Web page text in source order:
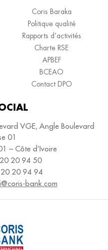
Coris Baraka
Politique qualité
Rapports d’activités
Charte RSE
APBEF
BCEAO
Contact DPO
VGE, Angle Boulevard
01
– Côte d’Ivoire
20 94 50
20 94 94
bank.com